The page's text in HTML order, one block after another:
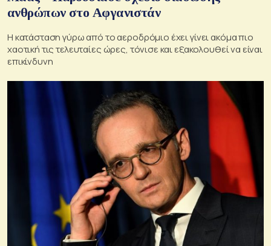
ανθρώπων στο Αφγανιστάν
Η κατάσταση γύρω από το αεροδρόμιο έχει γίνει ακόμα πιο
χαοτική τις τελευταίες ώρες, τόνισε και εξακολουθεί να είναι
επικίνδυνη